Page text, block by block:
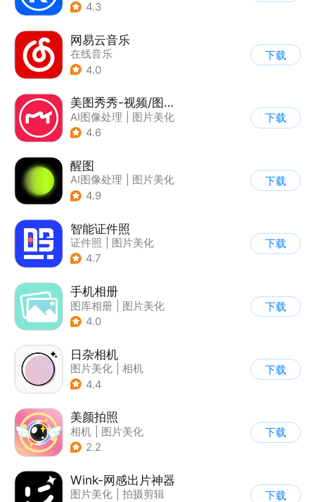
4.3
网易云音乐
在线音乐
4.0
下载
美图秀秀-视频/图片/Live人像精修工具
AI图像处理
图片美化
4.6
下载
醒图
AI图像处理
图片美化
4.9
下载
智能证件照
证件照
图片美化
| AI图像处理
4.7
下载
手机相册
图库相册
图片美化
4.0
下载
日杂相机
图片美化
相机
| 拼图/美化
4.4
下载
美颜拍照
相机
图片美化
2.2
下载
Wink-网感出片神器
图片美化
拍摄剪辑
下载